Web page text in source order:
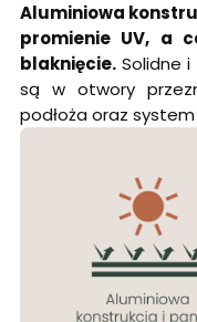
Aluminiowa
promienie UV, a
blaknięcie. Solidne
są w otwory
podłoża oraz